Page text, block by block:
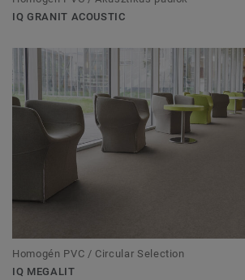
IQ GRANIT ACOUSTIC
Homogén PVC / Circular Selection
IQ MEGALIT